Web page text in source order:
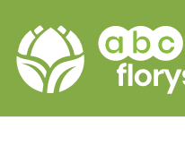
Przejdź do treści głównej